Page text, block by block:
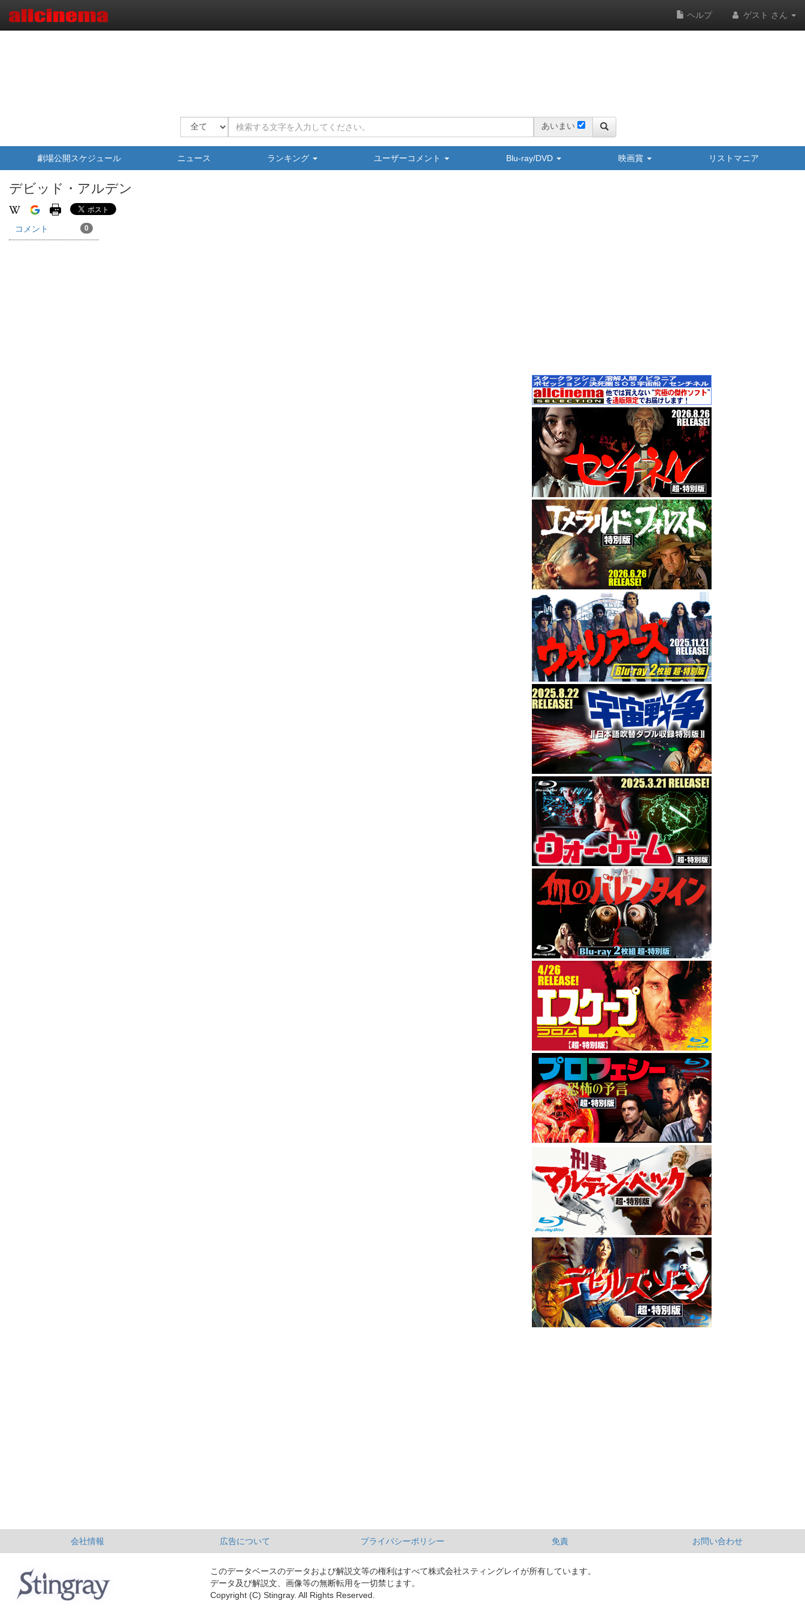
ヘルプ ゲスト さん
あいまい
劇場公開スケジュール ニュース ランキング ユーザーコメント Blu-ray/DVD 映画賞 リストマニア
デビッド・アルデン
コメント 0
会社情報 広告について プライバシーポリシー 免責 お問い合わせ
このデータベースのデータおよび解説文等の権利はすべて株式会社スティングレイが所有しています。
データ及び解説文、画像等の無断転用を一切禁じます。
Copyright (C) Stingray. All Rights Reserved.